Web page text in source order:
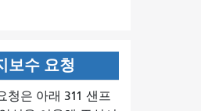
보수 요청
청은 아래 311 샌프